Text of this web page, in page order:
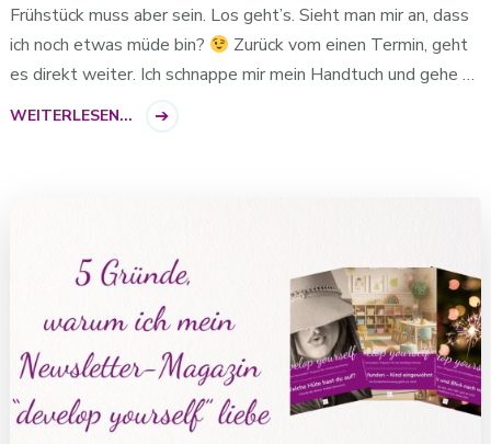
Frühstück muss aber sein. Los geht’s. Sieht man mir an, dass
ich noch etwas müde bin?
Zurück vom einen Termin, geht
es direkt weiter. Ich schnappe mir mein Handtuch und gehe …
WEITERLESEN...